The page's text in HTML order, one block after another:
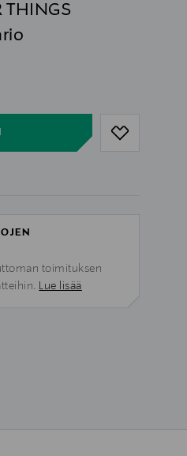
THINGS
toimituksen
Lue lisää